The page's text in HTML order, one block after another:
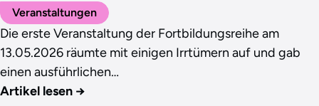
Veranstaltungen
Die erste Veranstaltung der Fortbildungsreihe am
13.05.2026 räumte mit einigen Irrtümern auf und gab
einen ausführlichen…
Artikel lesen →